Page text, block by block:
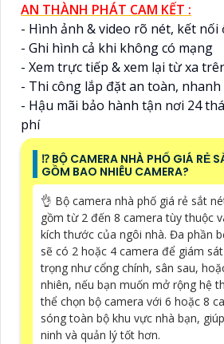
AN THÀNH PHÁT CAM KẾT :
- Hình ảnh & video rõ nét, kết nối
- Ghi hình cả khi không có mạng
- Xem trực tiếp & xem lại từ xa
- Thi công lắp đặt an toàn,
- Hậu mãi bảo hành tận nơi 24
phí
⁉️ BỘ CAMERA NHÀ PHỐ GIÁ RẺ
GỒM BAO NHIÊU CAMERA?
👌 Bộ camera nhà phố giá rẻ sắt
gồm từ 2 đến 8 camera tùy thuộc
kích thước của ngôi nhà. Đa phần
sẽ có 2 hoặc 4 camera để giám
trọng như cổng chính, sân sau,
nhiên, nếu bạn muốn mở rộng hệ
thể chọn bộ camera với 6 hoặc 8
sóng toàn bộ khu vực nhà bạn,
ninh và quản lý tốt hơn.